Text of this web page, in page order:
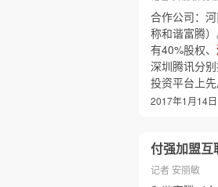
合作公司：
称和谐富腾
有40%股权、
深圳腾讯分
投资平台上
2017年1月14日
付强加盟互
记者 安丽敏